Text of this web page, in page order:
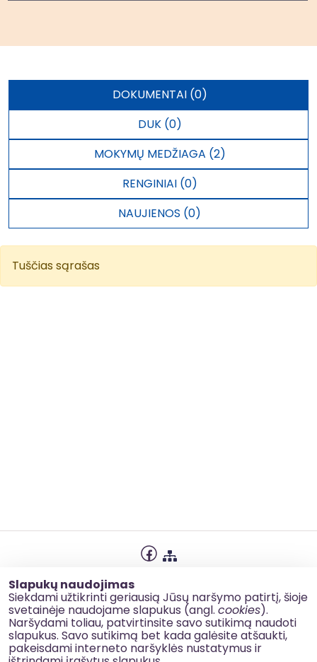
Slapukų naudojimas
Siekdami užtikrinti geriausią Jūsų naršymo patirtį, šioje
svetainėje naudojame slapukus (angl. cookies).
Naršydami toliau, patvirtinsite savo sutikimą naudoti
slapukus. Savo sutikimą bet kada galėsite atšaukti,
pakeisdami interneto naršyklės nustatymus ir
DOKUMENTAI (0)
DUK (0)
MOKYMŲ MEDŽIAGA (2)
RENGINIAI (0)
NAUJIENOS (0)
Tuščias sąrašas
Slapukų naudojimas
Korupcijos prevencija
Kontaktai